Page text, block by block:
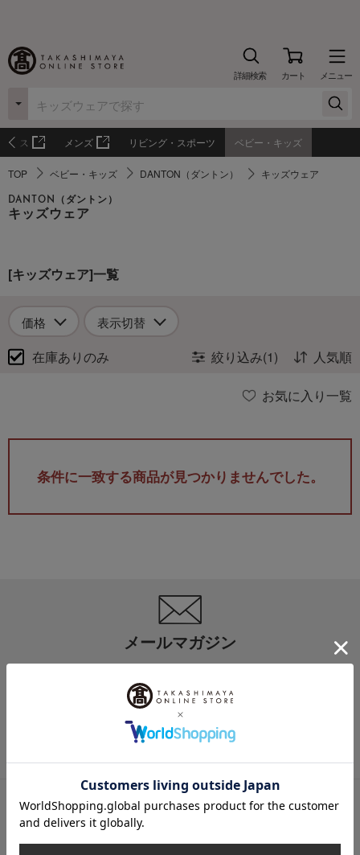
詳細検索 カート メニュー
ース メンズ リビング・スポーツ ベビー・キッズ
TOP ベビー・キッズ DANTON（ダントン） キッズウェア
DANTON（ダントン）
キッズウェア
[キッズウェア]一覧
価格 表示切替
在庫ありのみ 絞り込み(1) 人気順
お気に入り一覧
条件に一致する商品が見つかりませんでした。
メールマガジン
ど、「高島屋オンラインストア」のお得＆うれしい情報をお届けい